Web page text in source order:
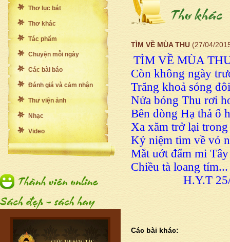
Thơ lục bát
Thơ khác
Tác phẩm
Chuyện mỗi ngày
Các bài báo
Đánh giá và cảm nhận
Thư viện ảnh
Nhạc
Video
TÌM VỀ MÙA THU (27/04/
TÌM VỀ MÙA
Còn không ngày
Trăng khoả sóng
Nửa bóng Thu rơi
Bên dòng Hạ thả ố
Xa xăm trở lại
Kỷ niệm tìm về vó
Mắt uớt đẩm mi
Chiều tà loang
H.Y.T 25/3/
Các bài khác: